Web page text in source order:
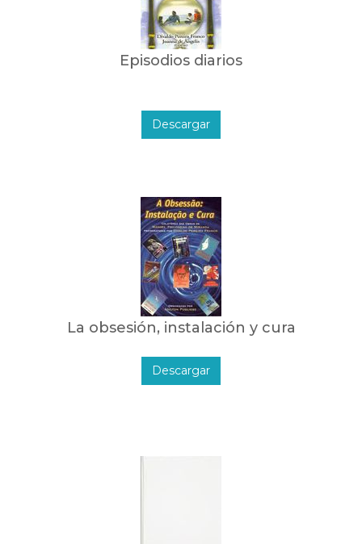
Episodios diarios
Descargar
La obsesión, instalación y cura
Descargar